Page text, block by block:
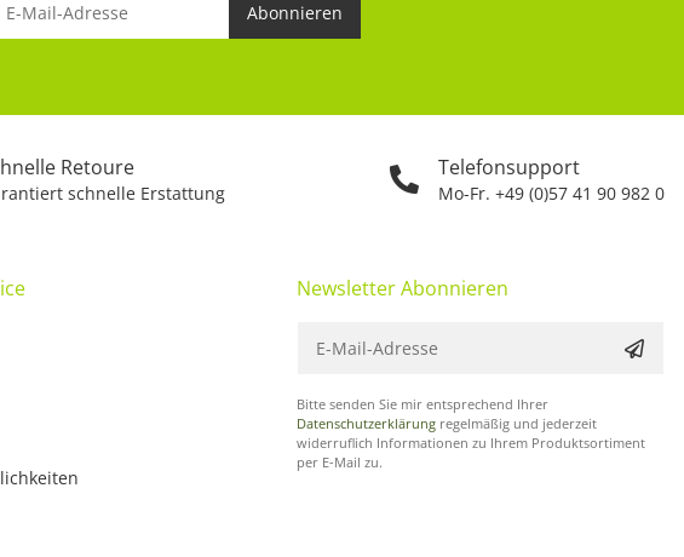
Retoure
schnelle Erstattung
Telefonsupport
Mo-Fr. +49 (0)57 41 90 982 0
Abonnieren
Newsletter Abonnieren
Bitte senden Sie mir entsprechend Ihrer
Datenschutzerklärung regelmäßig und jederzeit
widerruflich Informationen zu Ihrem Produktsortiment
per E-Mail zu.